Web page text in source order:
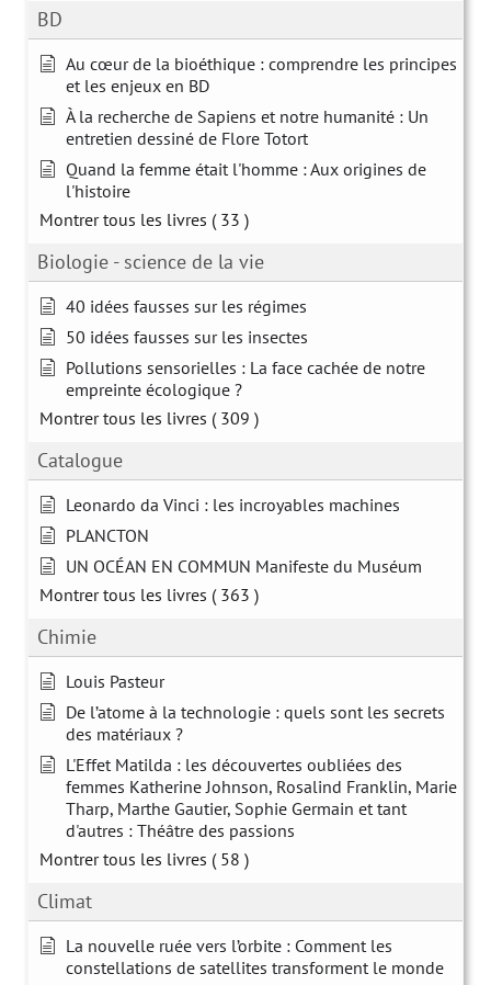
BD
Au cœur de la bioéthique : comprendre les principes
et les enjeux en BD
À la recherche de Sapiens et notre humanité : Un
entretien dessiné de Flore Totort
Quand la femme était l'homme : Aux origines de
l'histoire
Montrer tous les livres ( 33 )
Biologie - science de la vie
40 idées fausses sur les régimes
50 idées fausses sur les insectes
Pollutions sensorielles : La face cachée de notre
empreinte écologique ?
Montrer tous les livres ( 309 )
Catalogue
Leonardo da Vinci : les incroyables machines
PLANCTON
UN OCÉAN EN COMMUN Manifeste du Muséum
Montrer tous les livres ( 363 )
Chimie
Louis Pasteur
De l’atome à la technologie : quels sont les secrets
des matériaux ?
L'Effet Matilda : les découvertes oubliées des
femmes Katherine Johnson, Rosalind Franklin, Marie
Tharp, Marthe Gautier, Sophie Germain et tant
d'autres : Théâtre des passions
Montrer tous les livres ( 58 )
Climat
La nouvelle ruée vers l’orbite : Comment les
constellations de satellites transforment le monde